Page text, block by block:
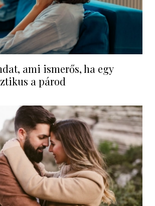
ami ismerős, ha egy
a párod